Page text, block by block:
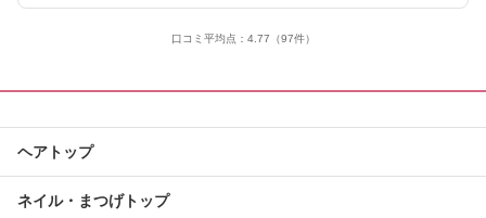
口コミ平均点： 4.77 （97件）
ヘアトップ
ネイル・まつげトップ